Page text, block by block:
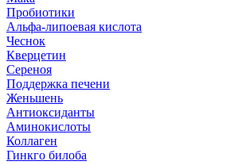
Пробиотики
Альфа-липоевая кислота
Чеснок
Кверцетин
Сереноя
Поддержка печени
Женьшень
Антиоксиданты
Аминокислоты
Коллаген
Гинкго билоба